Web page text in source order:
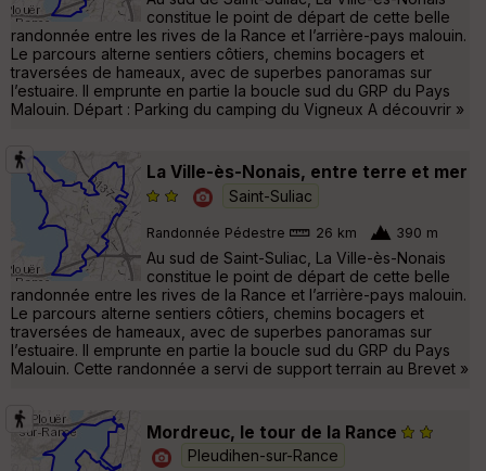
constitue le point de départ de cette belle
randonnée entre les rives de la Rance et l’arrière-pays malouin.
Le parcours alterne sentiers côtiers, chemins bocagers et
traversées de hameaux, avec de superbes panoramas sur
l’estuaire. Il emprunte en partie la boucle sud du GRP du Pays
Malouin. Départ : Parking du camping du Vigneux A découvrir »
La Ville-ès-Nonais, entre terre et mer
Saint-Suliac
Randonnée Pédestre 26 km 390 m
Au sud de Saint-Suliac, La Ville-ès-Nonais
constitue le point de départ de cette belle
randonnée entre les rives de la Rance et l’arrière-pays malouin.
Le parcours alterne sentiers côtiers, chemins bocagers et
traversées de hameaux, avec de superbes panoramas sur
l’estuaire. Il emprunte en partie la boucle sud du GRP du Pays
Malouin. Cette randonnée a servi de support terrain au Brevet »
Mordreuc, le tour de la Rance
Pleudihen-sur-Rance